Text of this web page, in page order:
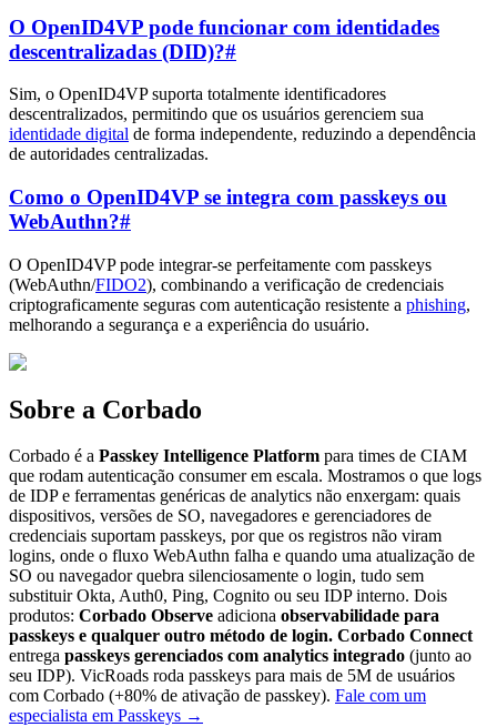
O OpenID4VP pode funcionar com identidades
descentralizadas (DID)?#
Sim, o OpenID4VP suporta totalmente identificadores
descentralizados, permitindo que os usuários gerenciem sua
identidade digital de forma independente, reduzindo a dependência
de autoridades centralizadas.
Como o OpenID4VP se integra com passkeys ou
WebAuthn?#
O OpenID4VP pode integrar-se perfeitamente com passkeys
(WebAuthn/FIDO2), combinando a verificação de credenciais
criptograficamente seguras com autenticação resistente a phishing,
melhorando a segurança e a experiência do usuário.
Sobre a Corbado
Corbado é a Passkey Intelligence Platform para times de CIAM
que rodam autenticação consumer em escala. Mostramos o que logs
de IDP e ferramentas genéricas de analytics não enxergam: quais
dispositivos, versões de SO, navegadores e gerenciadores de
credenciais suportam passkeys, por que os registros não viram
logins, onde o fluxo WebAuthn falha e quando uma atualização de
SO ou navegador quebra silenciosamente o login, tudo sem
substituir Okta, Auth0, Ping, Cognito ou seu IDP interno. Dois
produtos: Corbado Observe adiciona observabilidade para
passkeys e qualquer outro método de login. Corbado Connect
entrega passkeys gerenciados com analytics integrado (junto ao
seu IDP). VicRoads roda passkeys para mais de 5M de usuários
com Corbado (+80% de ativação de passkey). Fale com um
especialista em Passkeys →